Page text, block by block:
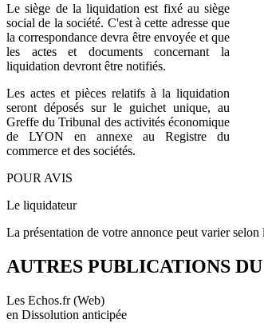
Le siège de la liquidation est fixé au siège
social de la société. C'est à cette adresse que
la correspondance devra être envoyée et que
les actes et documents concernant la
liquidation devront être notifiés.
Les actes et pièces relatifs à la liquidation
seront déposés sur le guichet unique, au
Greffe du Tribunal des activités économique
de LYON en annexe au Registre du
commerce et des sociétés.
POUR AVIS
Le liquidateur
La présentation de votre annonce peut varier
AUTRES PUBLICATIONS
Les Echos.fr (Web)
en Dissolution anticipée